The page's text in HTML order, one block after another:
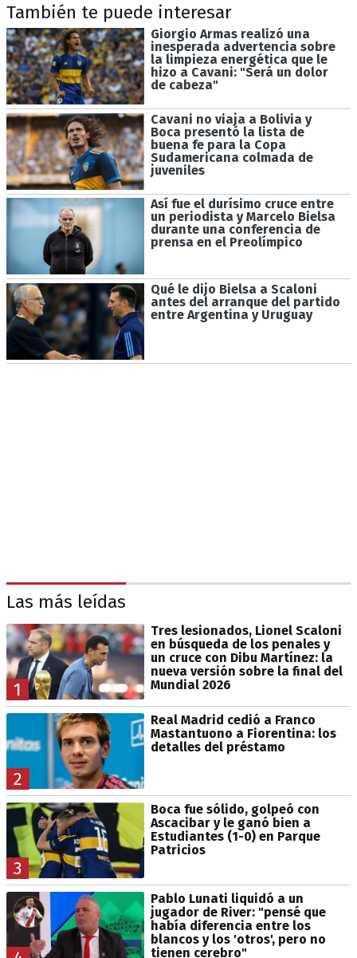
También te puede interesar
Giorgio Armas realizó una
inesperada advertencia sobre
la limpieza energética que le
hizo a Cavani: "Será un dolor
de cabeza"
Cavani no viaja a Bolivia y
Boca presentó la lista de
buena fe para la Copa
Sudamericana colmada de
juveniles
Así fue el durísimo cruce entre
un periodista y Marcelo Bielsa
durante una conferencia de
prensa en el Preolímpico
Qué le dijo Bielsa a Scaloni
antes del arranque del partido
entre Argentina y Uruguay
Las más leídas
1
Tres lesionados, Lionel Scaloni
en búsqueda de los penales y
un cruce con Dibu Martínez: la
nueva versión sobre la final del
Mundial 2026
2
Real Madrid cedió a Franco
Mastantuono a Fiorentina: los
detalles del préstamo
3
Boca fue sólido, golpeó con
Ascacibar y le ganó bien a
Estudiantes (1-0) en Parque
Patricios
Pablo Lunati liquidó a un
jugador de River: "pensé que
había diferencia entre los
blancos y los 'otros', pero no
tienen cerebro"